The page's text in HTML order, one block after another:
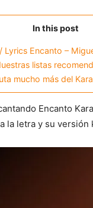
In this post
Lyrics Encanto –
listas
mucho más del
Encanto
la letra y su versión